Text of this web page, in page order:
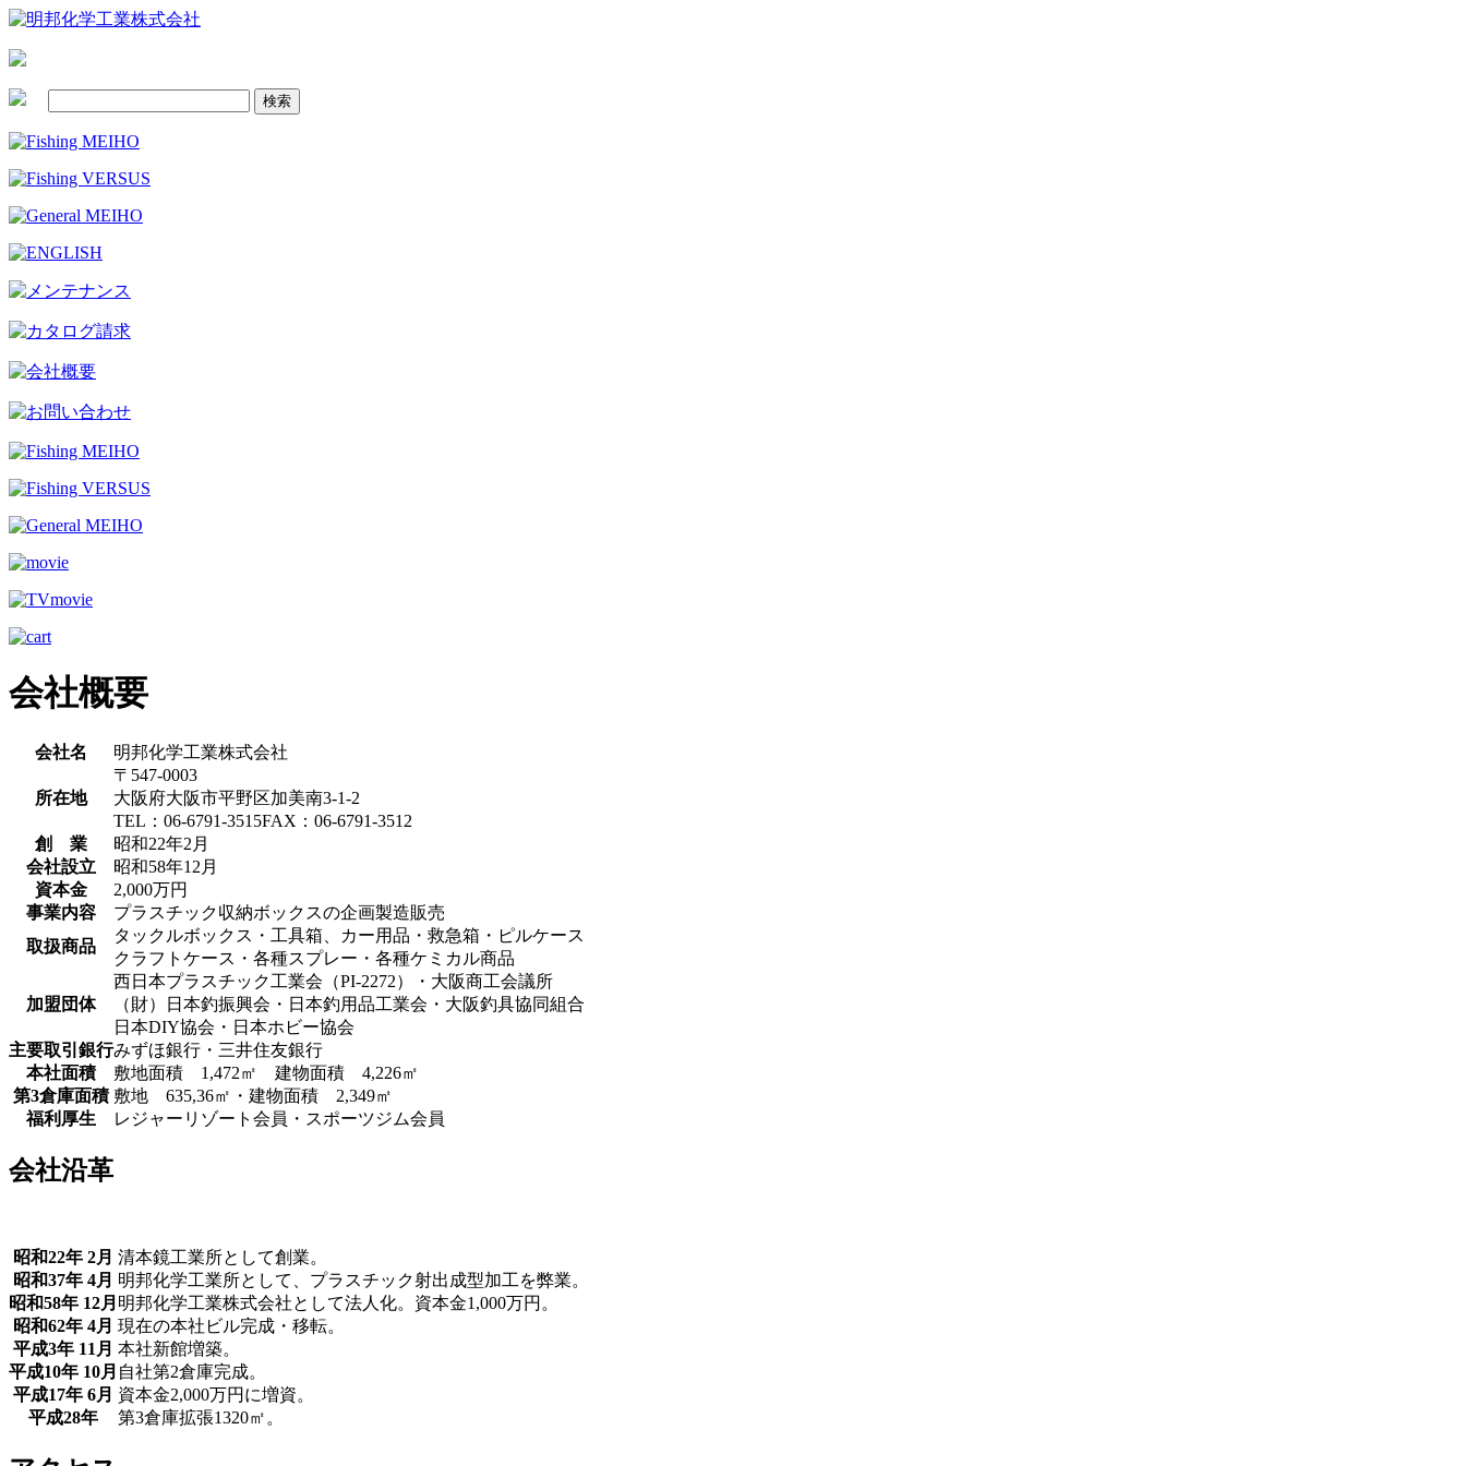
会社概要
会社名 明邦化学工業株式会社
所在地
〒547-0003
大阪府大阪市平野区加美南3-1-2
TEL：06-6791-3515FAX：06-6791-3512
創 業
昭和22年2月
会社設立
昭和58年12月
資本金
2,000万円
事業内容
プラスチック収納ボックスの企画製造販売
取扱商品
タックルボックス・工具箱、カー用品・救急箱・ピルケース
クラフトケース・各種スプレー・各種ケミカル商品
加盟団体
西日本プラスチック工業会（PI-2272）・大阪商工会議所
（財）日本釣振興会・日本釣用品工業会・大阪釣具協同組合
日本DIY協会・日本ホビー協会
主要取引銀行みずほ銀行・三井住友銀行
本社面積
敷地面積 1,472㎡ 建物面積 4,226㎡
第3倉庫面積 敷地 635,36㎡・建物面積 2,349㎡
福利厚生
レジャーリゾート会員・スポーツジム会員
会社沿革
昭和22年 2月 清本鏡工業所として創業。
昭和37年 4月 明邦化学工業所として、プラスチック射出成型加工を弊業。
昭和58年 12月 明邦化学工業株式会社として法人化。資本金1,000万円。
昭和62年 4月 現在の本社ビル完成・移転。
平成3年 11月 本社新館増築。
平成10年 10月 自社第2倉庫完成。
平成17年 6月 資本金2,000万円に増資。
平成28年
第3倉庫拡張1320㎡。